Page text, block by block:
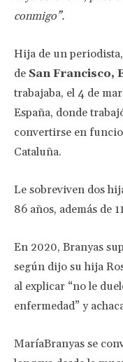
conmigo”.
Hija de un
de San Francisco,
trabajaba, el 4 de
España, donde
convertirse en
Cataluña.
Le sobreviven dos
86 años, además de
En 2020, Branyas
según dijo su hija
al explicar “no le
enfermedad” y
MaríaBranyas se